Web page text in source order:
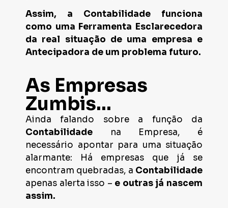
Assim, a Contabilidade funciona
como uma Ferramenta Esclarecedora
da real situação de uma empresa e
Antecipadora de um problema futuro.
As Empresas
Zumbis...
Ainda falando sobre a função da
Contabilidade na Empresa, é
necessário apontar para uma situação
alarmante: Há empresas que já se
encontram quebradas, a Contabilidade
apenas alerta isso – e outras já nascem
assim.